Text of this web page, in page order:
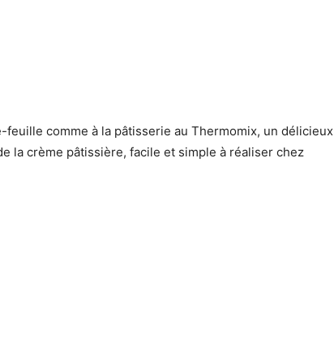
comme à la pâtisserie au Thermomix, un délicieux
la crème pâtissière, facile et simple à réaliser chez